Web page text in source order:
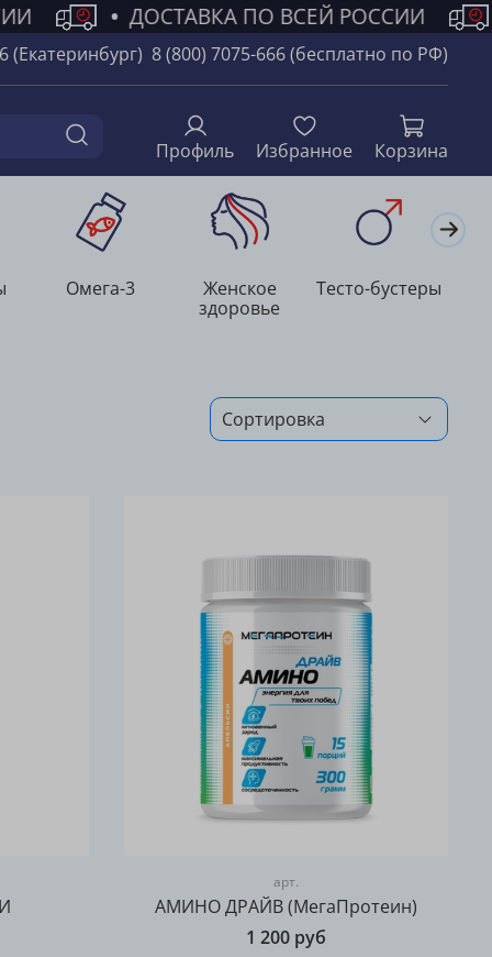
•ДОСТАВКА ПО ВСЕЙ РОССИИ
(Екатеринбург) 8 (800) 7075-666 (бесплатно по РФ)
Профиль Избранное Корзина
Омега-3
Женское
здоровье
Тесто-бустеры
арт.
АМИНО ДРАЙВ (МегаПротеин)
1 200 руб